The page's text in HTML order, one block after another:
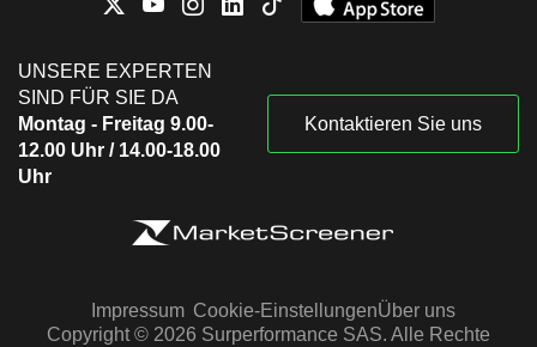
UNSERE EXPERTEN
SIND FÜR SIE DA
Montag - Freitag 9.00-
12.00 Uhr / 14.00-18.00
Uhr
Kontaktieren Sie uns
Impressum Cookie-EinstellungenÜber uns
Copyright © 2026 Surperformance SAS. Alle Rechte